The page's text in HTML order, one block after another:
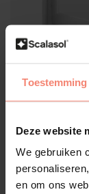
Toestemming
Deze website
We gebruiken
en om ons
Scalasol®
Film
100%
Empêche
Facile à